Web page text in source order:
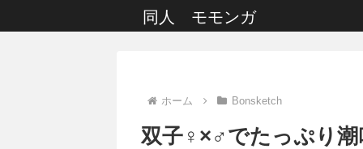
同人 モモンガ
ホーム Bonsketch
双子♀×♂でたっぷり